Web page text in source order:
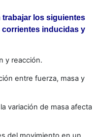
trabajar los siguientes
inducidas y
y reacción.
entre fuerza, masa y
variación de masa afecta